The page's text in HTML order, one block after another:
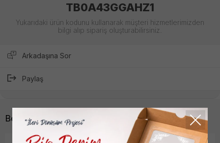
TB0A43GGAHZ1
Yukarıdaki ürün kodunu kullanarak müşteri hizmetlerimizden
bilgi alıp sipariş oluşturabilirsiniz.
Arkadaşına Sor
Paylaş
Benzer Ürünler